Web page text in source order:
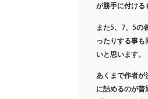
が勝手に付ける
また5、7、5の
ったりする事
いと思います。
あくまで作者が
に詰めるのが普